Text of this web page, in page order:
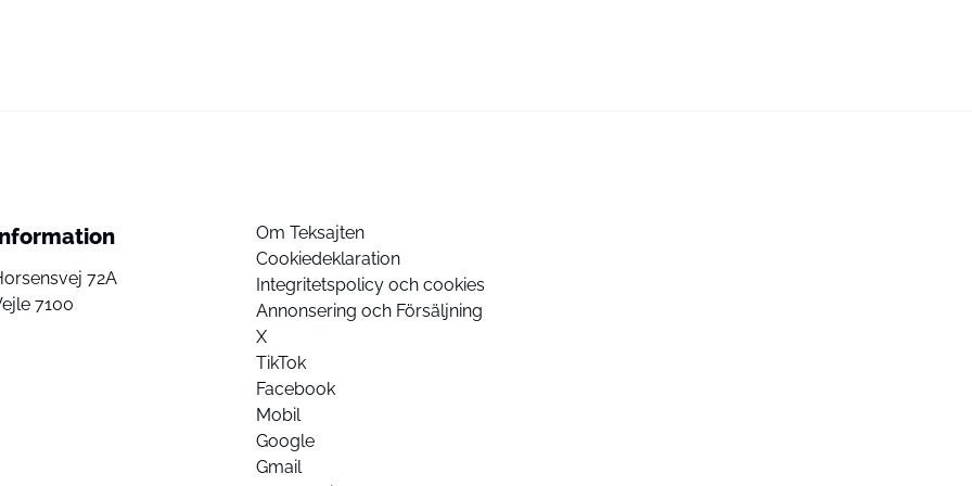
72A
7100
Om Teksajten
Cookiedeklaration
Integritetspolicy och cookies
Annonsering och Försäljning
X
TikTok
Facebook
Mobil
Google
Gmail